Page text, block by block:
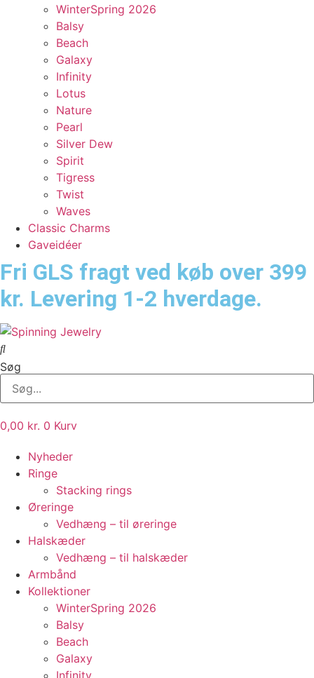
WinterSpring 2026
Balsy
Beach
Galaxy
Infinity
Lotus
Nature
Pearl
Silver Dew
Spirit
Tigress
Twist
Waves
Classic Charms
Gaveidéer
Fri GLS fragt ved køb over 399
kr. Levering 1-2 hverdage.
Søg
0,00 kr. 0 Kurv
Nyheder
Ringe
Stacking rings
Øreringe
Vedhæng – til øreringe
Halskæder
Vedhæng – til halskæder
Armbånd
Kollektioner
WinterSpring 2026
Balsy
Beach
Galaxy
Infinity